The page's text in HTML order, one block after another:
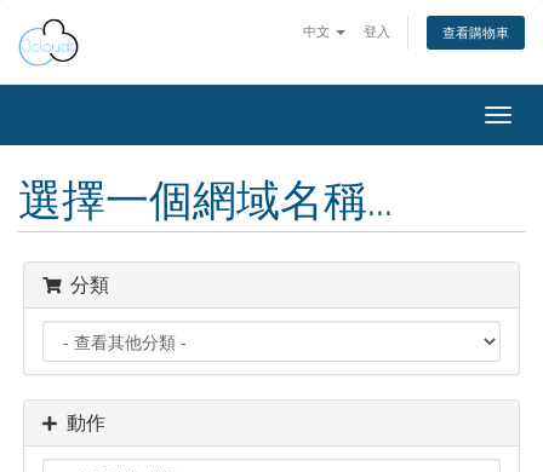
中文 登入 查看購物車
選擇一個網域名稱...
分類
動作